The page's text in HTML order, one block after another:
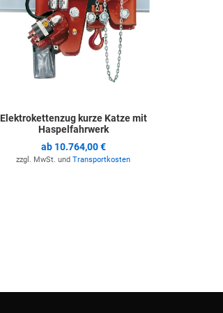
Elektrokettenzug kurze Katze mit
Haspelfahrwerk
ab 10.764,00 €
zzgl. MwSt. und Transportkosten